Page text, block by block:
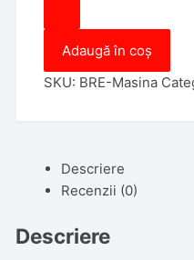
-
Masina
Adaugă în coș
SKU: BRE-Masina
Descriere
Recenzii (0)
Descriere